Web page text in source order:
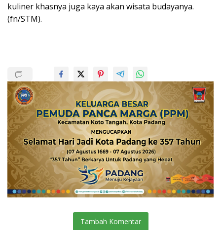
kuliner khasnya juga kaya akan wisata budayanya.
(fn/STM).
Tambah Komentar